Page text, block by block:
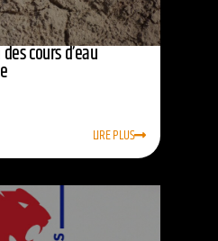
cours d’eau
LIRE PLUS